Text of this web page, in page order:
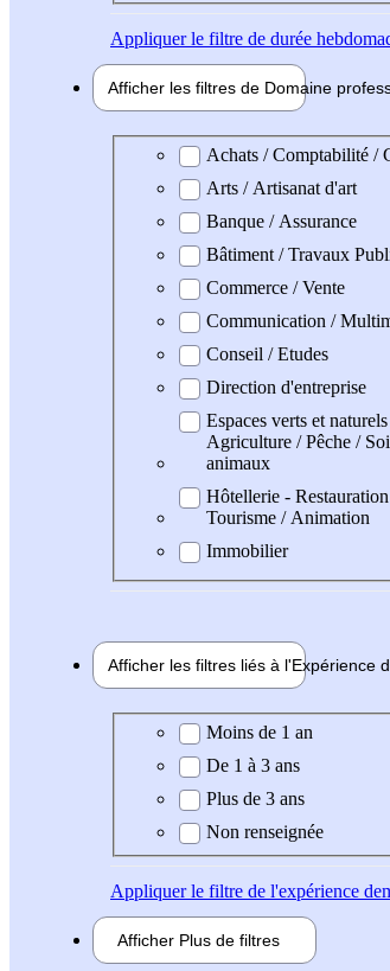
Appliquerle filtre de durée
Afficher les filtres de Domaine pro
Domaine professionel
Achats / Comptabilité /
Arts / Artisanat d'art
Banque / Assurance
Bâtiment / Travaux
Commerce / Vente
Communication /
Conseil / Etudes
Direction d'entreprise
Espaces verts et
Agriculture / Pêche /
animaux
Hôtellerie -
Tourisme / Animation
Immobilier
Afficher les filtres liés à l'Expérience
Expérience demandée
Moins de 1 an
De 1 à 3 ans
Plus de 3 ans
Non renseignée
Appliquerle filtre de l'expérience
Afficher Plus de filtres